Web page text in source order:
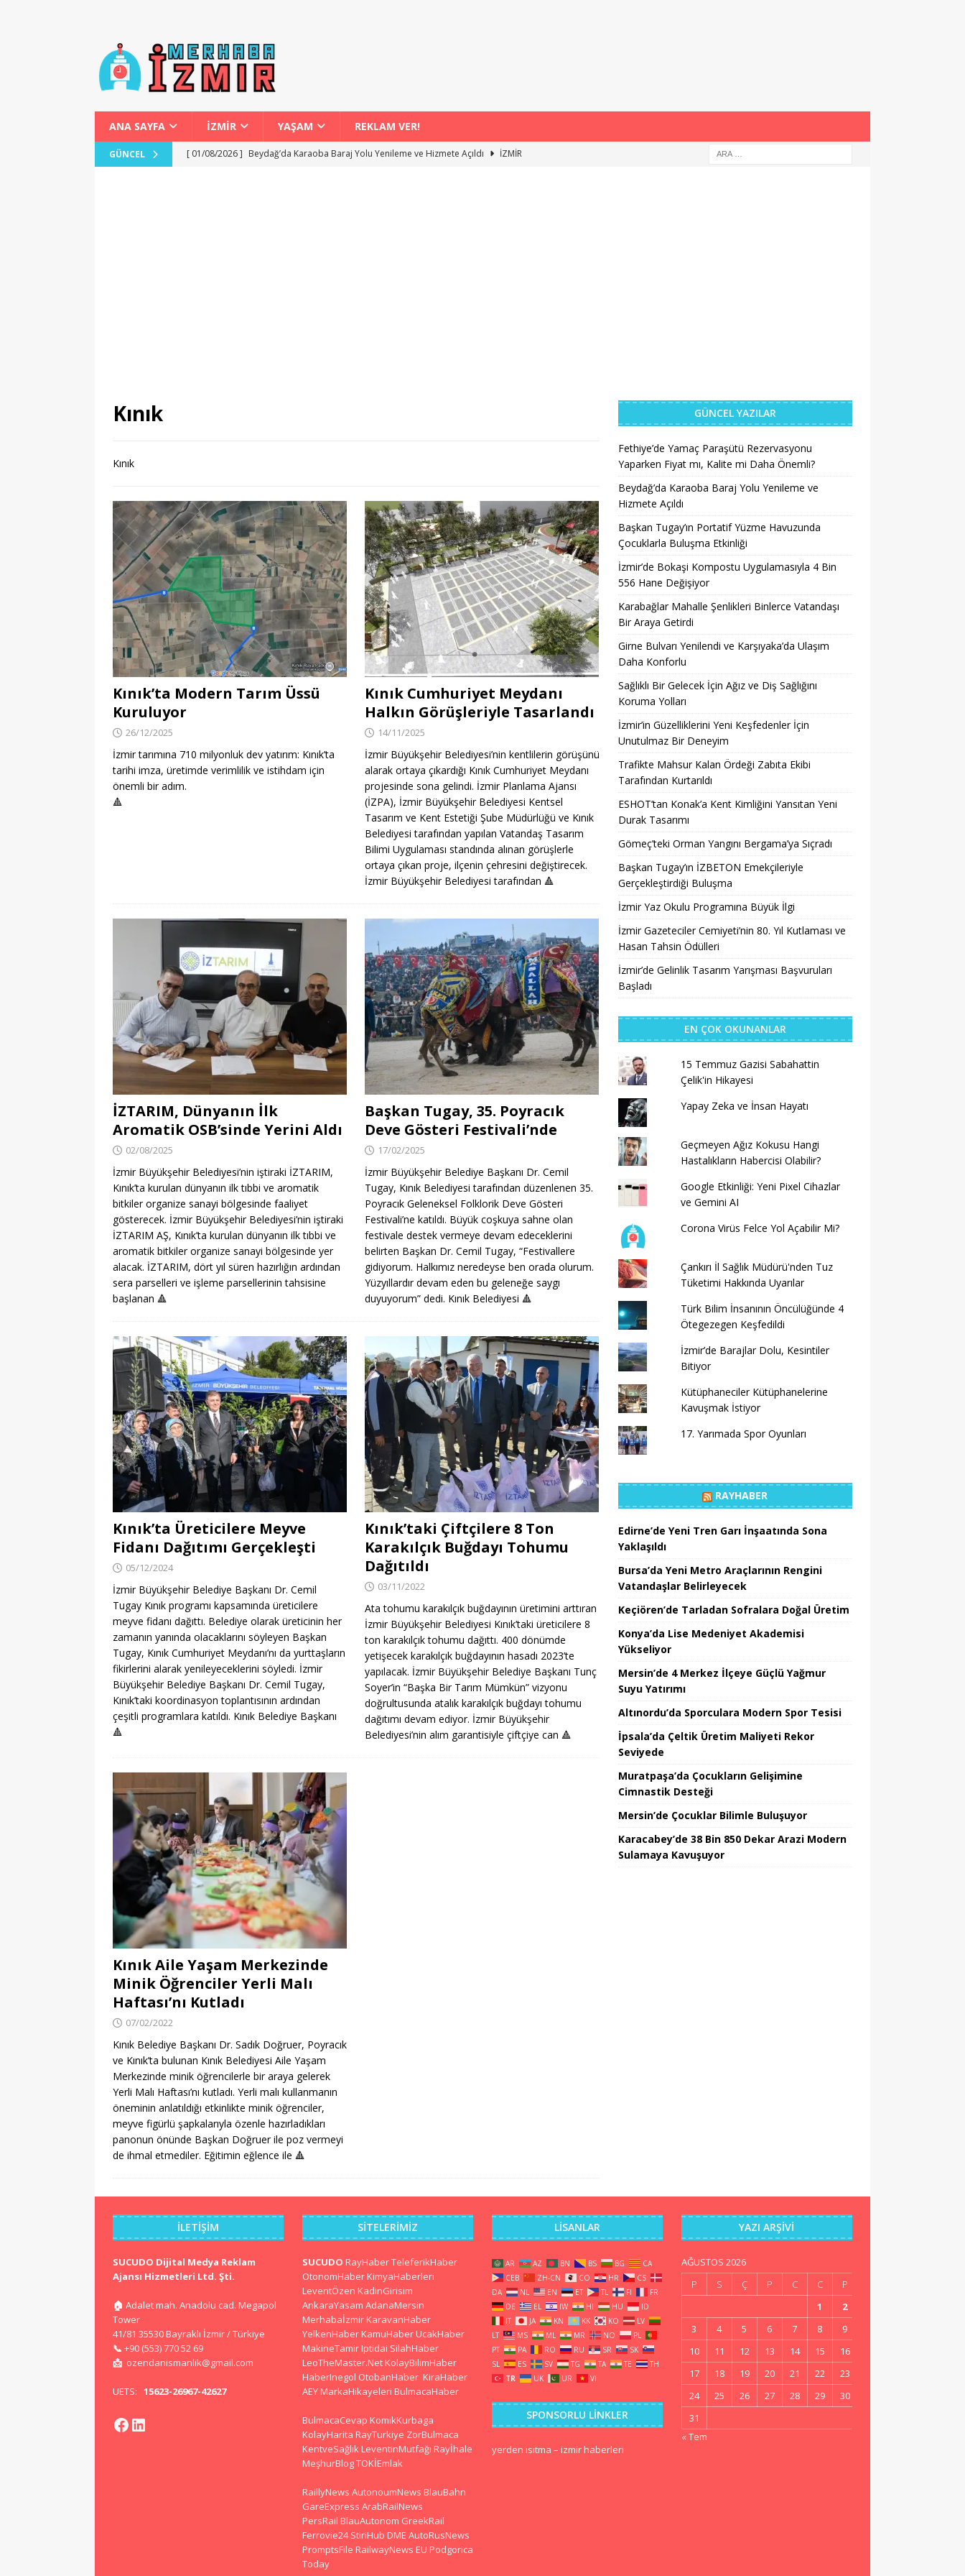
ANA SAYFA İZMİR YAŞAM REKLAM VER!
GÜNCEL [ 01/08/2026 ] Beydağ’da Karaoba Baraj Yolu Yenileme ve Hizmete Açıldı
İZMİR
Kınık
Kınık
Kınık’ta Modern Tarım Üssü
Kuruluyor
26/12/2025
İzmir tarımına 710 milyonluk dev yatırım: Kınık’ta
tarihi imza, üretimde verimlilik ve istihdam için
önemli bir adım.
🔺
Kınık Cumhuriyet Meydanı
Halkın Görüşleriyle Tasarlandı
14/11/2025
İzmir Büyükşehir Belediyesi’nin kentlilerin görüşünü
alarak ortaya çıkardığı Kınık Cumhuriyet Meydanı
projesinde sona gelindi. İzmir Planlama Ajansı
(İZPA), İzmir Büyükşehir Belediyesi Kentsel
Tasarım ve Kent Estetiği Şube Müdürlüğü ve Kınık
Belediyesi tarafından yapılan Vatandaş Tasarım
Bilimi Uygulaması standında alınan görüşlerle
ortaya çıkan proje, ilçenin çehresini değiştirecek.
İzmir Büyükşehir Belediyesi tarafından 🔺
İZTARIM, Dünyanın İlk
Aromatik OSB’sinde Yerini Aldı
02/08/2025
İzmir Büyükşehir Belediyesi’nin iştiraki İZTARIM,
Kınık’ta kurulan dünyanın ilk tıbbi ve aromatik
bitkiler organize sanayi bölgesinde faaliyet
gösterecek. İzmir Büyükşehir Belediyesi’nin iştiraki
İZTARIM AŞ, Kınık’ta kurulan dünyanın ilk tıbbi ve
aromatik bitkiler organize sanayi bölgesinde yer
alacak. İZTARIM, dört yıl süren hazırlığın ardından
sera parselleri ve işleme parsellerinin tahsisine
başlanan 🔺
Başkan Tugay, 35. Poyracık
Deve Gösteri Festivali’nde
17/02/2025
İzmir Büyükşehir Belediye Başkanı Dr. Cemil
Tugay, Kınık Belediyesi tarafından düzenlenen 35.
Poyracık Geleneksel Folklorik Deve Gösteri
Festivali’ne katıldı. Büyük coşkuya sahne olan
festivale destek vermeye devam edeceklerini
belirten Başkan Dr. Cemil Tugay, “Festivallere
gidiyorum. Halkımız neredeyse ben orada olurum.
Yüzyıllardır devam eden bu geleneğe saygı
duyuyorum” dedi. Kınık Belediyesi 🔺
Kınık’ta Üreticilere Meyve
Fidanı Dağıtımı Gerçekleşti
05/12/2024
İzmir Büyükşehir Belediye Başkanı Dr. Cemil
Tugay Kınık programı kapsamında üreticilere
meyve fidanı dağıttı. Belediye olarak üreticinin her
zamanın yanında olacaklarını söyleyen Başkan
Tugay, Kınık Cumhuriyet Meydanı’nı da yurttaşların
fikirlerini alarak yenileyeceklerini söyledi. İzmir
Büyükşehir Belediye Başkanı Dr. Cemil Tugay,
Kınık’taki koordinasyon toplantısının ardından
çeşitli programlara katıldı. Kınık Belediye Başkanı
🔺
Kınık’taki Çiftçilere 8 Ton
Karakılçık Buğdayı Tohumu
Dağıtıldı
03/11/2022
Ata tohumu karakılçık buğdayının üretimini arttıran
İzmir Büyükşehir Belediyesi Kınık’taki üreticilere 8
ton karakılçık tohumu dağıttı. 400 dönümde
yetişecek karakılçık buğdayının hasadı 2023’te
yapılacak. İzmir Büyükşehir Belediye Başkanı Tunç
Soyer’in “Başka Bir Tarım Mümkün” vizyonu
doğrultusunda atalık karakılçık buğdayı tohumu
dağıtımı devam ediyor. İzmir Büyükşehir
Belediyesi’nin alım garantisiyle çiftçiye can 🔺
Kınık Aile Yaşam Merkezinde
Minik Öğrenciler Yerli Malı
Haftası’nı Kutladı
07/02/2022
Kınık Belediye Başkanı Dr. Sadık Doğruer, Poyracık
ve Kınık’ta bulunan Kınık Belediyesi Aile Yaşam
Merkezinde minik öğrencilerle bir araya gelerek
Yerli Malı Haftası’nı kutladı. Yerli malı kullanmanın
öneminin anlatıldığı etkinlikte minik öğrenciler,
meyve figürlü şapkalarıyla özenle hazırladıkları
panonun önünde Başkan Doğruer ile poz vermeyi
de ihmal etmediler. Eğitimin eğlence ile 🔺
GÜNCEL YAZILAR
Fethiye’de Yamaç Paraşütü Rezervasyonu
Yaparken Fiyat mı, Kalite mi Daha Önemli?
Beydağ’da Karaoba Baraj Yolu Yenileme ve
Hizmete Açıldı
Başkan Tugay’ın Portatif Yüzme Havuzunda
Çocuklarla Buluşma Etkinliği
İzmir’de Bokaşi Kompostu Uygulamasıyla 4 Bin
556 Hane Değişiyor
Karabağlar Mahalle Şenlikleri Binlerce Vatandaşı
Bir Araya Getirdi
Girne Bulvarı Yenilendi ve Karşıyaka’da Ulaşım
Daha Konforlu
Sağlıklı Bir Gelecek İçin Ağız ve Diş Sağlığını
Koruma Yolları
İzmir’in Güzelliklerini Yeni Keşfedenler İçin
Unutulmaz Bir Deneyim
Trafikte Mahsur Kalan Ördeği Zabıta Ekibi
Tarafından Kurtarıldı
ESHOT’tan Konak’a Kent Kimliğini Yansıtan Yeni
Durak Tasarımı
Gömeç’teki Orman Yangını Bergama’ya Sıçradı
Başkan Tugay’ın İZBETON Emekçileriyle
Gerçekleştirdiği Buluşma
İzmir Yaz Okulu Programına Büyük İlgi
İzmir Gazeteciler Cemiyeti’nin 80. Yıl Kutlaması ve
Hasan Tahsin Ödülleri
İzmir’de Gelinlik Tasarım Yarışması Başvuruları
Başladı
EN ÇOK OKUNANLAR
15 Temmuz Gazisi Sabahattin
Çelik'in Hikayesi
Yapay Zeka ve İnsan Hayatı
Geçmeyen Ağız Kokusu Hangi
Hastalıkların Habercisi Olabilir?
Google Etkinliği: Yeni Pixel Cihazlar
ve Gemini AI
Corona Virüs Felce Yol Açabilir Mi?
Çankırı İl Sağlık Müdürü'nden Tuz
Tüketimi Hakkında Uyarılar
Türk Bilim İnsanının Öncülüğünde 4
Ötegezegen Keşfedildi
İzmir’de Barajlar Dolu, Kesintiler
Bitiyor
Kütüphaneciler Kütüphanelerine
Kavuşmak İstiyor
17. Yarımada Spor Oyunları
RAYHABER
Edirne’de Yeni Tren Garı İnşaatında Sona
Yaklaşıldı
Bursa’da Yeni Metro Araçlarının Rengini
Vatandaşlar Belirleyecek
Keçiören’de Tarladan Sofralara Doğal Üretim
Konya’da Lise Medeniyet Akademisi
Yükseliyor
Mersin’de 4 Merkez İlçeye Güçlü Yağmur
Suyu Yatırımı
Altınordu’da Sporculara Modern Spor Tesisi
İpsala’da Çeltik Üretim Maliyeti Rekor
Seviyede
Muratpaşa’da Çocukların Gelişimine
Cimnastik Desteği
Mersin’de Çocuklar Bilimle Buluşuyor
Karacabey’de 38 Bin 850 Dekar Arazi Modern
Sulamaya Kavuşuyor
İLETIŞIM
SUCUDO Dijital Medya Reklam
Ajansı Hizmetleri Ltd. Şti.
🏠 Adalet mah. Anadolu cad. Megapol
Tower
41/81 35530 Bayraklı İzmir / Türkiye
📞 +90 (553) 770 52 69
📩 ozendanismanlik@gmail.com
UETS: 15623-26967-42627
SITELERIMIZ
SUCUDO RayHaberTeleferikHaber
OtonomHaber KimyaHaberleri
LeventÖzen KadinGirisim
AnkaraYasam AdanaMersin
Merhabaİzmir KaravanHaber
YelkenHaber KamuHaber UcakHaber
MakineTamir Iptidai SilahHaber
LeoTheMaster.Net KolayBilimHaber
HaberInegol OtobanHaber KiraHaber
AEY MarkaHikayeleri BulmacaHaber
BulmacaCevap KomikKurbaga
KolayHarita RayTurkiye ZorBulmaca
KentveSağlık LeventinMutfağı Rayİhale
MeşhurBlogTOKİEmlak
RaillyNews AutonoumNews BlauBahn
GareExpress ArabRailNews
PersRail BlauAutonom GreekRail
Ferrovie24 StiriHub DME AutoRusNews
PromptsFile RailwayNews EU Podgorica
Today
LISANLAR
AR AZ BN BS BG
CA
CEB
ZH-CN CO HR
CS
DA
NL EN ET TL FI
FR
DE
EL IW HI HU
ID
IT
JA KN KK KO
LV
LT
MS ML MR NO
PL
PT
PA RO RU SR
SK
SL
ES SV TG TA TE
TH
TR
UK UR VI
SPONSORLU LINKLER
yerden ısıtma – izmir haberleri
YAZI ARŞIVI
AĞUSTOS 2026
P
S Ç P C C
P
1
2
3
4 5 6 7 8
9
10
11 12 13 14 15
16
17
18 19 20 21 22
23
24
25 26 27 28 29
30
31
« Tem